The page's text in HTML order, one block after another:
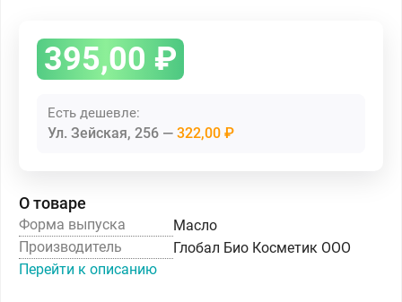
395,00 ₽
Есть дешевле:
Ул. Зейская, 256 322,00 ₽
О товаре
Форма выпуска
Масло
Производитель
Глобал Био Косметик ООО
Перейти к описанию